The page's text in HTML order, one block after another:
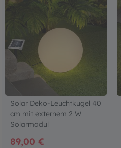
Solar Deko-Leuchtkugel 40
cm mit externem 2 W
Solarmodul
89,00 €